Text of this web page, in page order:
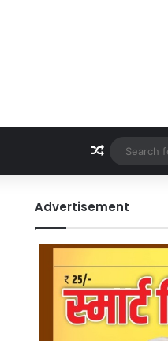
Random
Advertisement